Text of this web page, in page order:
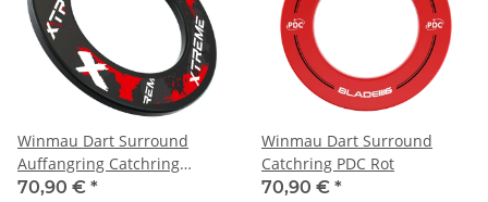
Winmau Dart Surround
Auffangring Catchring
Xtreme Red
70,90 € *
Winmau Dart Surround
Catchring PDC Rot
70,90 € *